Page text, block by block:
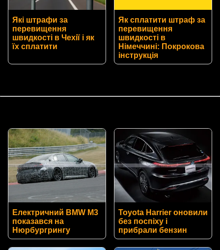
Які штрафи за
перевищення
швидкості в Чехії і як
їх сплатити
Як сплатити штраф за
перевищення
швидкості в
Німеччині: Покрокова
інструкція
Електричний BMW M3
показався на
Нюрбургрингу
Toyota Harrier оновили
без поспіху і
прибрали бензин